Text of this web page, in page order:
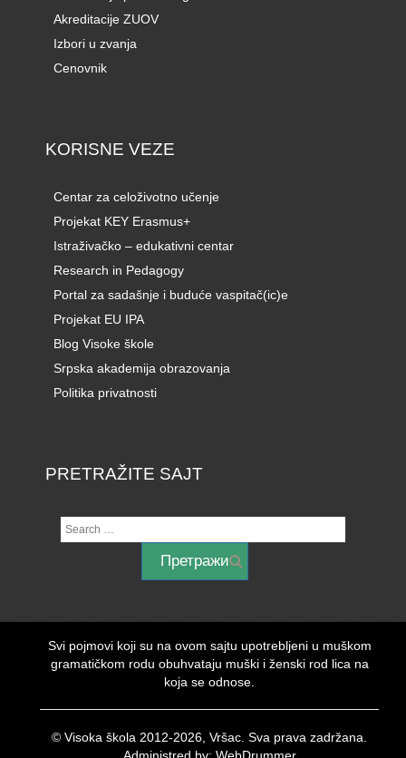
Akreditacije ZUOV
Izbori u zvanja
Cenovnik
KORISNE VEZE
Centar za celoživotno učenje
Projekat KEY Erasmus+
Istraživačko – edukativni centar
Research in Pedagogy
Portal za sadašnje i buduće vaspitač(ic)e
Projekat EU IPA
Blog Visoke škole
Srpska akademija obrazovanja
Politika privatnosti
PRETRAŽITE SAJT
Svi pojmovi koji su na ovom sajtu upotrebljeni u muškom
gramatičkom rodu obuhvataju muški i ženski rod lica na
koja se odnose.
© Visoka škola 2012-2026, Vršac. Sva prava zadržana.